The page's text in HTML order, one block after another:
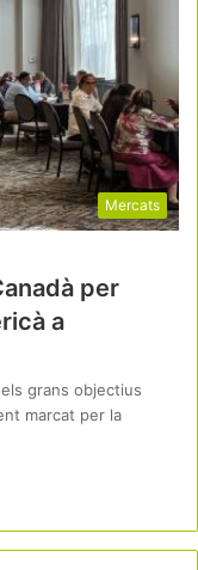
Mercats
per
a
grans objectius
marcat per la